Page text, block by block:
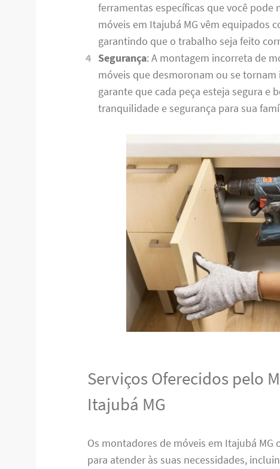
ferramentas específicas que você pode
móveis em Itajubá MG vêm equipados
garantindo que o trabalho seja feito
Segurança: A montagem incorreta de
móveis que desmoronam ou se
garante que cada peça esteja segura e
tranquilidade e segurança para sua
Serviços Oferecidos pelo
Itajubá MG
Os montadores de móveis em Itajubá MG
para atender às suas necessidades,